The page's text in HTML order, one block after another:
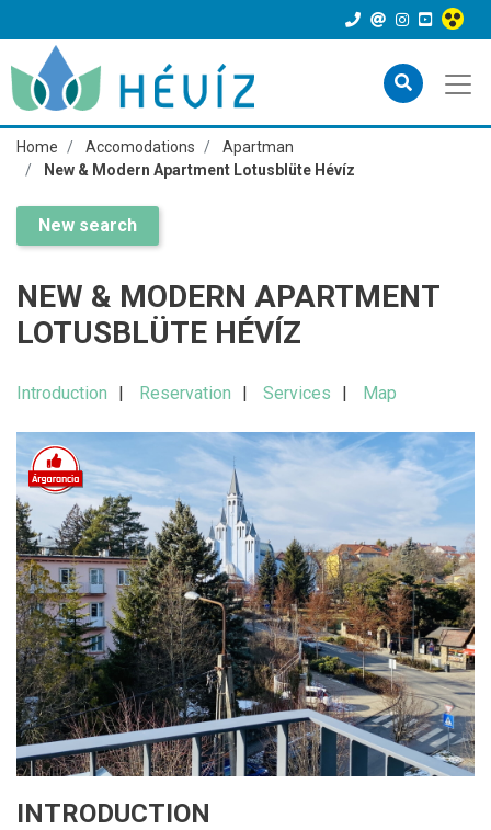
Home Accomodations
Apartman
New & Modern Apartment Lotusblüte Hévíz
New search
NEW & MODERN APARTMENT
LOTUSBLÜTE HÉVÍZ
Introduction Reservation Services Map
INTRODUCTION